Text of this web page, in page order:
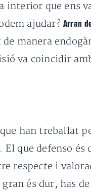
interior que ens
ajudar?Arran
manera
va coincidir
han treballat
que defenso
respecte i
és dur, has